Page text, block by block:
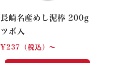
長崎名産めし泥棒 200g
ツボ入
¥237（税込）〜